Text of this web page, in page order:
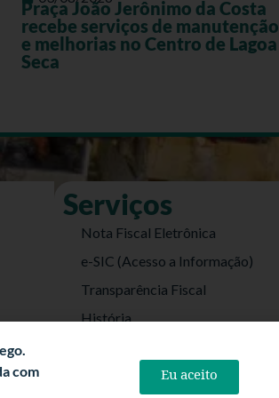
Praça João Jerônimo da Costa
recebe serviços de manutenção
e melhorias no Centro de Lagoa
Seca
Serviços
Nota Fiscal Eletrônica
e-SIC (Acesso a Informação)
Transparência Fiscal
História
Politica de Privacidade
com
Eu aceito